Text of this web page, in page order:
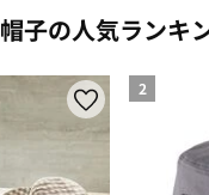
帽子の人気ランキ
2